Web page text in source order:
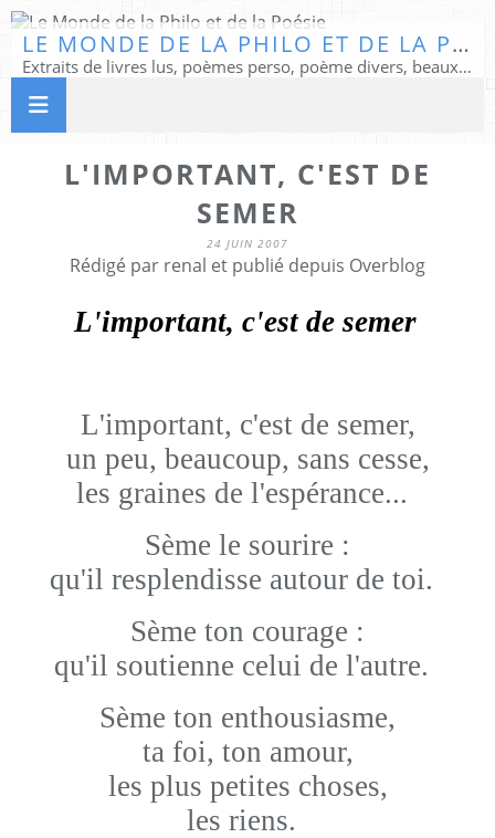
LE MONDE DE LA PHILO ET DE LA POÉSIE
Extraits de livres lus, poèmes perso, poème divers, beaux textes...
L'IMPORTANT, C'EST DE
SEMER
24 JUIN 2007
Rédigé par renal et publié depuis Overblog
L'important, c'est de semer
L'important, c'est de semer,
un peu, beaucoup, sans cesse,
les graines de l'espérance...
Sème le sourire :
qu'il resplendisse autour de toi.
Sème ton courage :
qu'il soutienne celui de l'autre.
Sème ton enthousiasme,
ta foi, ton amour,
les plus petites choses,
les riens.